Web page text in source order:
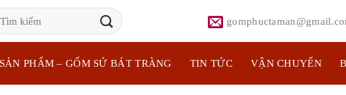
SẢN PHẨM – GỐM SỨ BÁT TRÀNG TIN TỨC VẬN CHUYỂN